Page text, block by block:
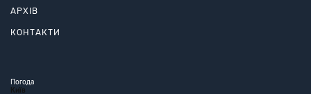
АРХІВ
КОНТАКТИ
Погода
Київ